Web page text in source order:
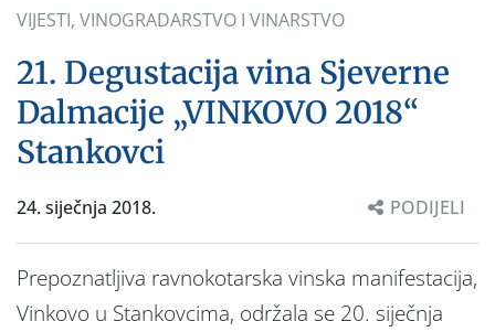
VIJESTI, VINOGRADARSTVO I VINARSTVO
21. Degustacija vina Sjeverne
Dalmacije „VINKOVO 2018“
Stankovci
24. siječnja 2018. PODIJELI
Prepoznatljiva ravnokotarska vinska manifestacija,
Vinkovo u Stankovcima, održala se 20. siječnja